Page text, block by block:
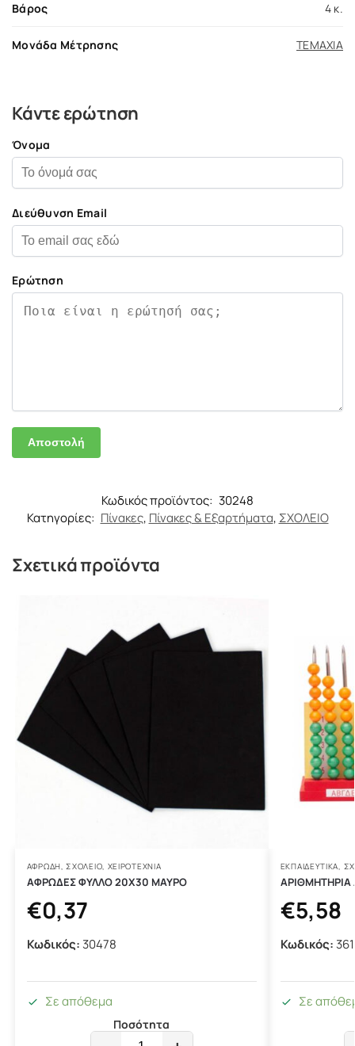
Βάρος 4 κ.
Μονάδα Μέτρησης ΤΕΜΑΧΙΑ
Κάντε ερώτηση
Όνομα
Διεύθυνση Email
Ερώτηση
Κωδικός προϊόντος: 30248
Κατηγορίες: Πίνακες, Πίνακες & Εξαρτήματα, ΣΧΟΛΕΙΟ
Σχετικά προϊόντα
ΑΦΡΏΔΗ,ΣΧΟΛΕΙΟ, ΧΕΙΡΟΤΕΧΝΊΑ
ΑΦΡΩΔΕΣ ΦΥΛΛΟ 20Χ30 ΜΑΥΡΟ
€0,37
Κωδικός: 30478
Σε απόθεμα
Ποσότητα
ΕΚΠΑΙΔΕΥΤΙΚΆ,
ΑΡΙΘΜΗΤΗΡΙΑ
€5,58
Κωδικός:
Σε